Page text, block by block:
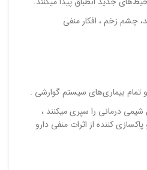
چشم زخم ، افکار منفی
بیماری‌های سیستم گوارشی .
شیمی درمانی را سپری میکنند ،
کننده از اثرات منفی دارو